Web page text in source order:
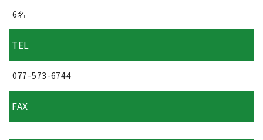
6名
TEL
077-573-6744
FAX